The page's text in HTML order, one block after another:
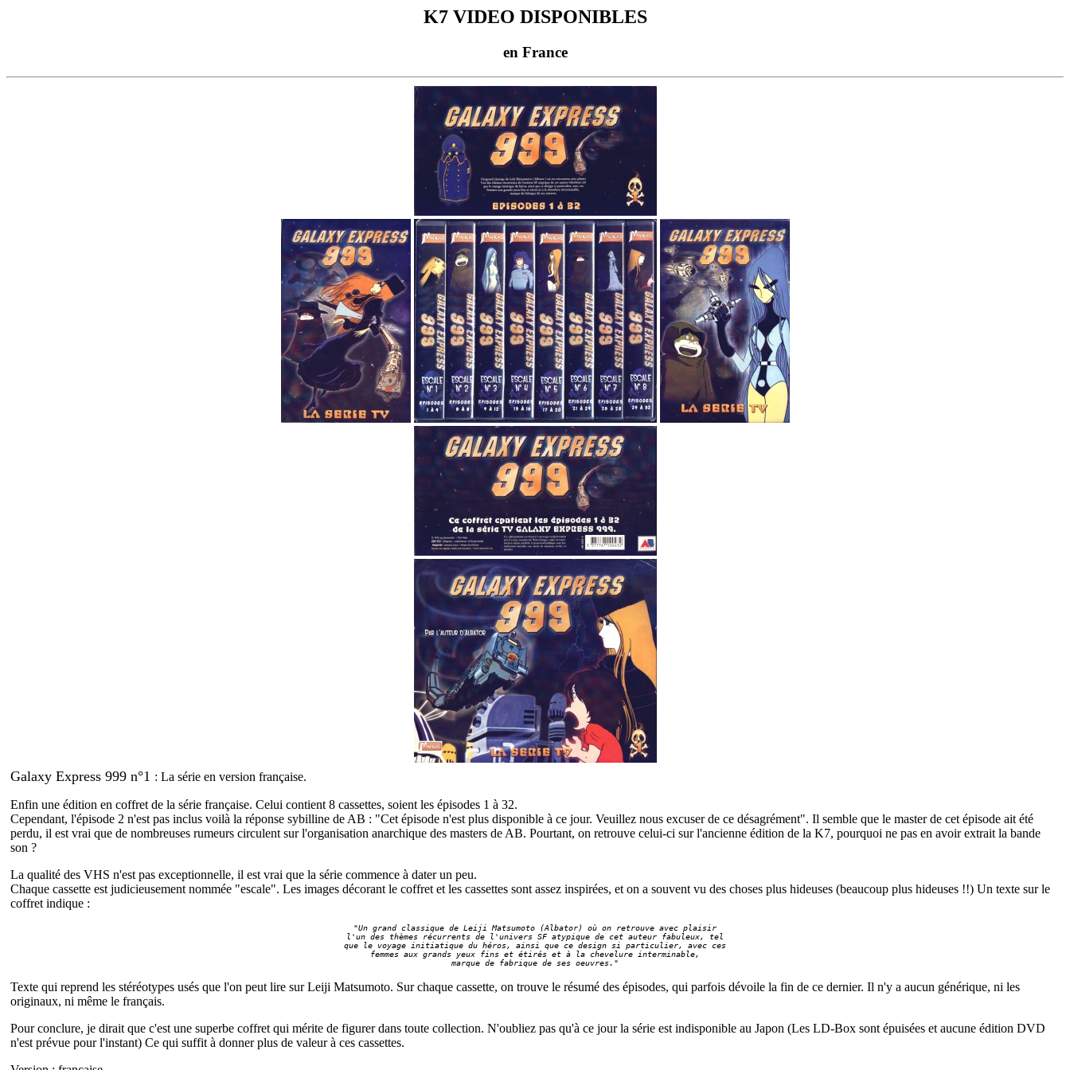
K7 VIDEO DISPONIBLES
en France
Galaxy Express 999 n°1 : La série en version française.
Enfin une édition en coffret de la série française. Celui contient 8 cassettes, soient les épisodes 1 à 32.
Cependant, l'épisode 2 n'est pas inclus voilà la réponse sybilline de AB : "Cet épisode n'est plus disponible à ce jour. Veuillez nous excuser de ce désagrément". Il semble que le master de cet épisode ait été
perdu, il est vrai que de nombreuses rumeurs circulent sur l'organisation anarchique des masters de AB. Pourtant, on retrouve celui-ci sur l'ancienne édition de la K7, pourquoi ne pas en avoir extrait la bande
son ?
La qualité des VHS n'est pas exceptionnelle, il est vrai que la série commence à dater un peu.
Chaque cassette est judicieusement nommée "escale". Les images décorant le coffret et les cassettes sont assez inspirées, et on a souvent vu des choses plus hideuses (beaucoup plus hideuses !!) Un texte sur le
coffret indique :
"Un grand classique de Leiji Matsumoto (Albator) où on retrouve avec plaisir
l'un des thèmes récurrents de l'univers SF atypique de cet auteur fabuleux, tel
que le voyage initiatique du héros, ainsi que ce design si particulier, avec ces
femmes aux grands yeux fins et étirés et à la chevelure interminable,
marque de fabrique de ses oeuvres."
Texte qui reprend les stéréotypes usés que l'on peut lire sur Leiji Matsumoto. Sur chaque cassette, on trouve le résumé des épisodes, qui parfois dévoile la fin de ce dernier. Il n'y a aucun générique, ni les
originaux, ni même le français.
Pour conclure, je dirait que c'est une superbe coffret qui mérite de figurer dans toute collection. N'oubliez pas qu'à ce jour la série est indisponible au Japon (Les LD-Box sont épuisées et aucune édition DVD
n'est prévue pour l'instant) Ce qui suffit à donner plus de valeur à ces cassettes.